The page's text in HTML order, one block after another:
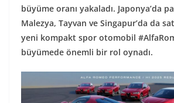
büyüme oranı yakaladı. Japonya’da
Malezya, Tayvan ve Singapur’da da
yeni kompakt spor otomobil
büyümede önemli bir rol oynadı.